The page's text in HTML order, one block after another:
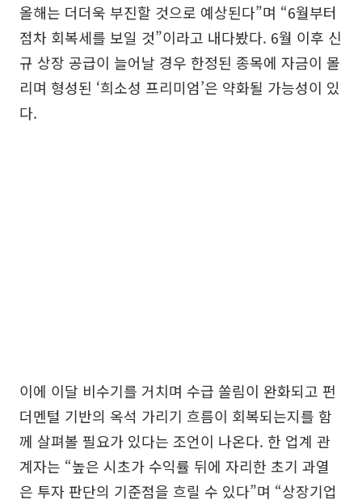
올해는 더더욱 부진할 것으로 예상된다”며 “6월부터
점차 회복세를 보일 것”이라고 내다봤다. 6월 이후 신
규 상장 공급이 늘어날 경우 한정된 종목에 자금이 몰
리며 형성된 ‘희소성 프리미엄’은 약화될 가능성이 있
다.
이에 이달 비수기를 거치며 수급 쏠림이 완화되고 펀
더멘털 기반의 옥석 가리기 흐름이 회복되는지를 함
께 살펴볼 필요가 있다는 조언이 나온다. 한 업계 관
계자는 “높은 시초가 수익률 뒤에 자리한 초기 과열
은 투자 판단의 기준점을 흐릴 수 있다”며 “상장기업